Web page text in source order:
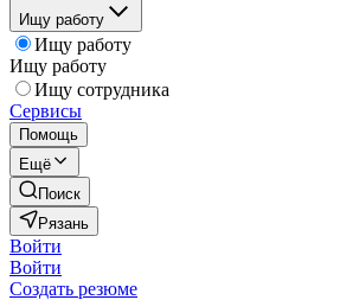
Ищу работу
Ищу работу
Ищу работу
Ищу сотрудника
Сервисы
Помощь
Ещё
Поиск
Рязань
Войти
Войти
Создать резюме